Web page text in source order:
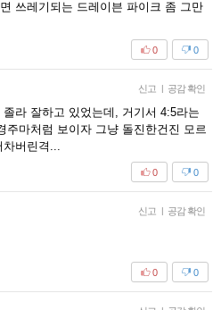
쓰레기되는 드레이븐 파이크 좀 그만
0
0
신고 공감 확인
라 잘하고 있었는데, 거기서 4:5라는
주마처럼 보이자 그냥 돌진한건진 모르
차버린격...
0
0
신고 공감 확인
0
0